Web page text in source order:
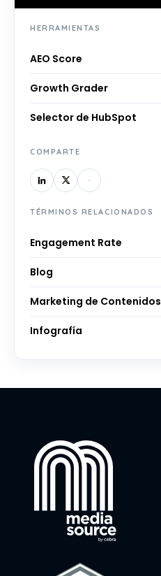
HERRAMIENTAS
AEO Score
Growth Grader
Selector de HubSpot
COMPARTE
TÉRMINOS RELACIONADOS
Engagement Rate
Blog
Marketing de Contenidos
Infografía